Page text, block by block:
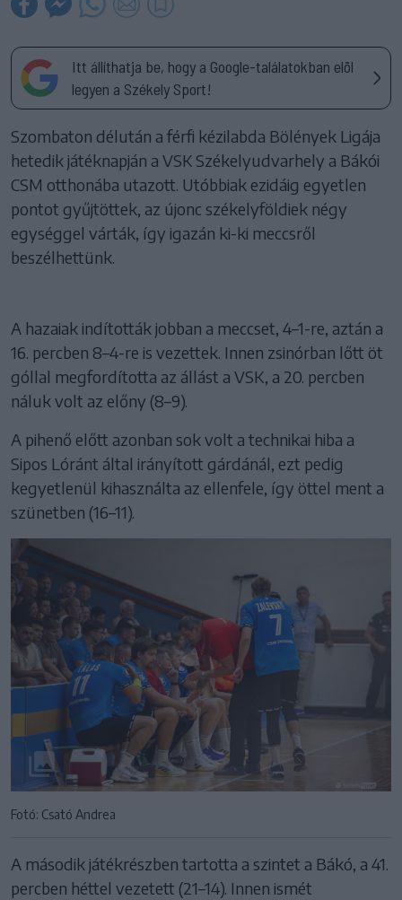
Itt állíthatja be, hogy a Google-találatokban elöl
legyen a Székely Sport!
Szombaton délután a férfi kézilabda Bölények Ligája
hetedik játéknapján a VSK Székelyudvarhely a Bákói
CSM otthonába utazott. Utóbbiak ezidáig egyetlen
pontot gyűjtöttek, az újonc székelyföldiek négy
egységgel várták, így igazán ki-ki meccsről
beszélhettünk.
A hazaiak indították jobban a meccset, 4–1-re, aztán a
16. percben 8–4-re is vezettek. Innen zsinórban lőtt öt
góllal megfordította az állást a VSK, a 20. percben
náluk volt az előny (8–9).
A pihenő előtt azonban sok volt a technikai hiba a
Sipos Lóránt által irányított gárdánál, ezt pedig
kegyetlenül kihasználta az ellenfele, így öttel ment a
szünetben (16–11).
Fotó: Csató Andrea
A második játékrészben tartotta a szintet a Bákó, a 41.
percben héttel vezetett (21–14). Innen ismét